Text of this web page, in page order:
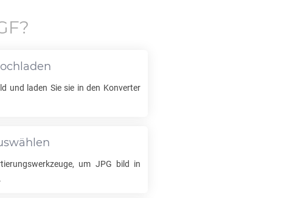
?
und laden Sie sie in den Konverter
um JPG bild in